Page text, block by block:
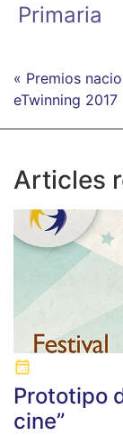
Primaria
« Premios
eTwinning 2017
Articles
Prototipo
cine”